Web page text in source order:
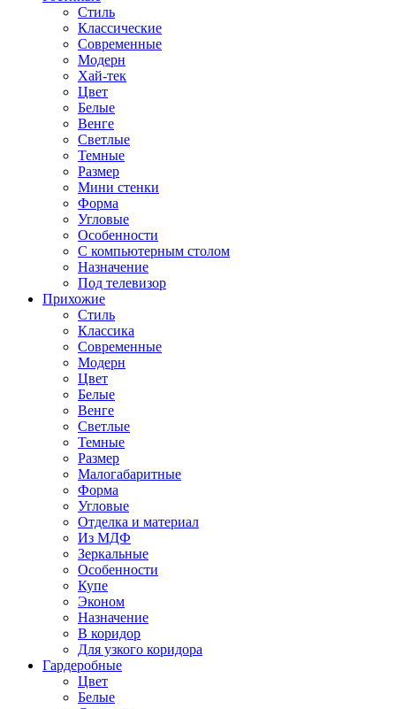
Стиль
Классические
Современные
Модерн
Хай-тек
Цвет
Белые
Венге
Светлые
Темные
Размер
Мини стенки
Форма
Угловые
Особенности
С компьютерным столом
Назначение
Под телевизор
Прихожие
Стиль
Классика
Современные
Модерн
Цвет
Белые
Венге
Светлые
Темные
Размер
Малогабаритные
Форма
Угловые
Отделка и материал
Из МДФ
Зеркальные
Особенности
Купе
Эконом
Назначение
В коридор
Для узкого коридора
Гардеробные
Цвет
Белые